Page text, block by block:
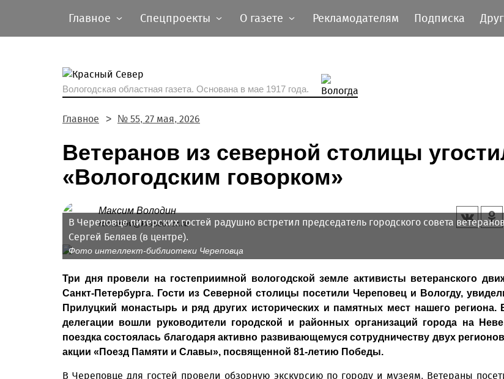
Главное Спецпроекты О газете Рекламодателям Подписка
Вологодская областная газета. Основана в мае 1917 года.
Главное № 55, 27 мая, 2026
Ветеранов из северной столицы
«Вологодским говорком»
Максим Володин
romanov@krassever.ru
В Череповце питерских гостей радушно встретил председатель городского совета ветеранов
Сергей Беляев (в центре).
Фото интеллект-библиотеки Череповца
Три дня провели на гостеприимной вологодской земле активисты ветеранского
Санкт-Петербурга. Гости из Северной столицы посетили Череповец и Вологду,
Прилуцкий монастырь и ряд других исторических и памятных мест нашего региона.
делегации вошли руководители городской и районных организаций города на
поездка состоялась благодаря активно развивающемуся сотрудничеству двух
акции «Поезд Памяти и Славы», посвященной 81-летию Победы.
В Череповце для гостей провели обзорную экскурсию по городу и музеям. Ветераны